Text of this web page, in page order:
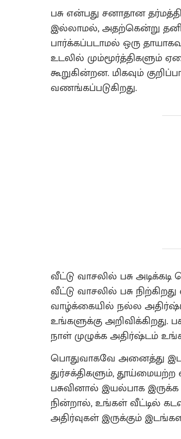
பசு என்பது சனாதான
இல்லாமல், அதற்கென்று தனி
பார்க்கப்படாமல் ஒரு
உடலில் மும்மூர்த்திகளும்
கூறுகின்றன. மிகவும்
வணங்கப்படுகிறது.
வீட்டு வாசலில் பசு
வீட்டு வாசலில் பசு
வாழ்க்கையில் நல்ல
உங்களுக்கு
நாள் முழுக்க அதிர்ஷ்டம்
பொதுவாகவே அனைத்து
துர்சக்திகளும்,
பசுவினால் இயல்பாக
நின்றால், உங்கள் வீட்டில்
அதிர்வுகள் இருக்கும்